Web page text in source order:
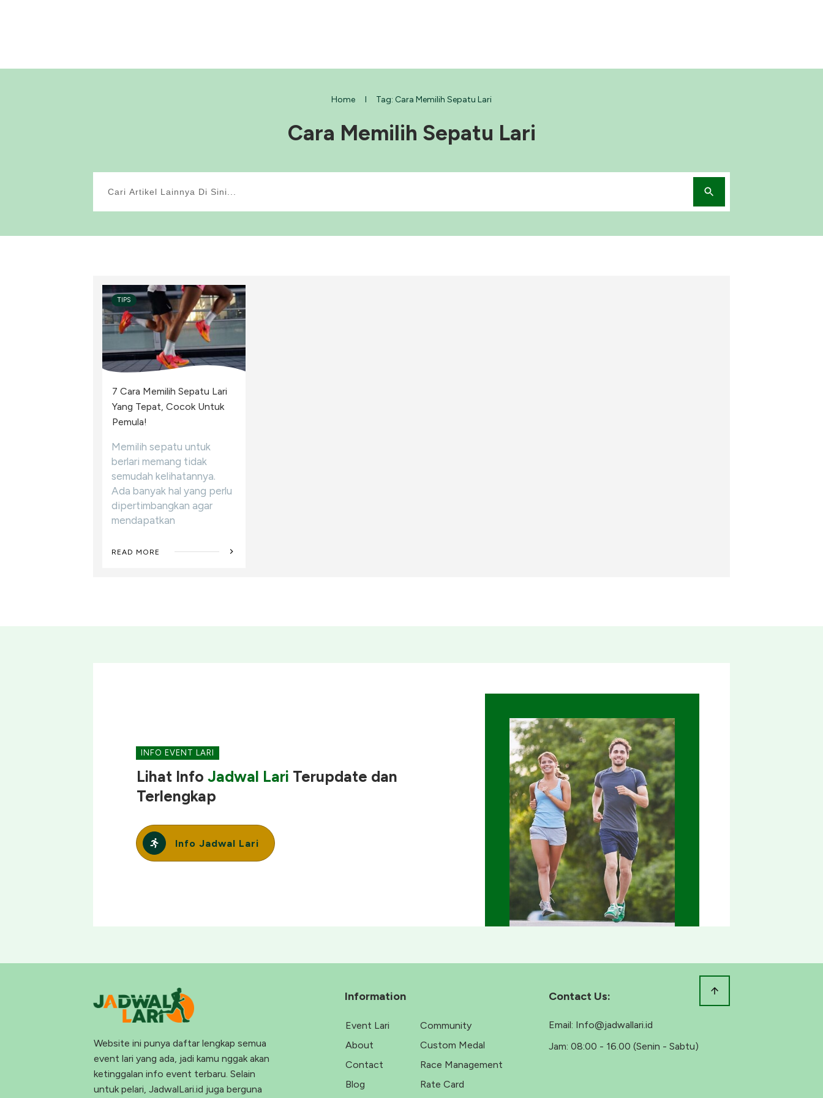
Home I Tag: Cara Memilih Sepatu Lari
Cara Memilih Sepatu Lari
TIPS
7 Cara Memilih Sepatu Lari
Yang Tepat, Cocok Untuk
Pemula!
Memilih sepatu untuk
berlari memang tidak
semudah kelihatannya.
Ada banyak hal yang perlu
dipertimbangkan agar
mendapatkan
READ MORE
INFO EVENT LARI
Lihat Info Jadwal Lari Terupdate dan
Terlengkap
Info Jadwal Lari
Website ini punya daftar lengkap semua
event lari yang ada, jadi kamu nggak akan
ketinggalan info event terbaru. Selain
untuk pelari, JadwalLari.id juga berguna
Information
Event Lari
About
Contact
Blog
Community
Custom Medal
Race Management
Rate Card
Contact Us:
Email: Info@jadwallari.id
Jam:08:00 - 16.00 (Senin - Sabtu)